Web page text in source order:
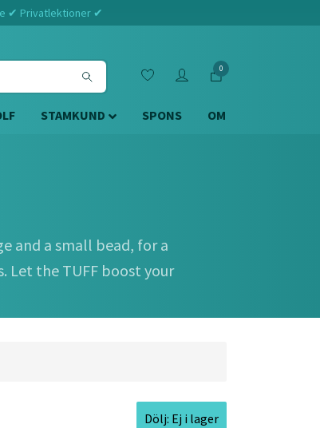
✔ Privatlektioner ✔
0
STAMKUND SPONS OM
and a small bead, for a
the TUFF boost your
Dölj: Ej i lager